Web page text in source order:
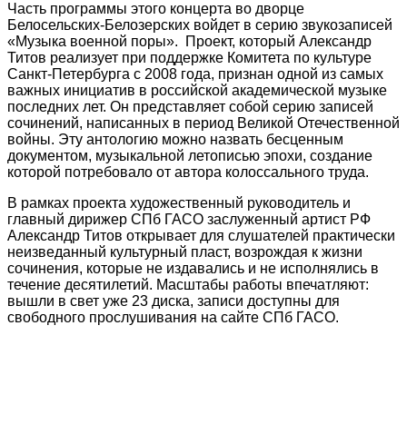
Часть программы этого концерта во дворце
Белосельских-Белозерских войдет в серию звукозаписей
«Музыка военной поры». Проект, который Александр
Титов реализует при поддержке Комитета по культуре
Санкт-Петербурга с 2008 года, признан одной из самых
важных инициатив в российской академической музыке
последних лет. Он представляет собой серию записей
сочинений, написанных в период Великой Отечественной
войны. Эту антологию можно назвать бесценным
документом, музыкальной летописью эпохи, создание
которой потребовало от автора колоссального труда.
В рамках проекта художественный руководитель и
главный дирижер СПб ГАСО заслуженный артист РФ
Александр Титов открывает для слушателей практически
неизведанный культурный пласт, возрождая к жизни
сочинения, которые не издавались и не исполнялись в
течение десятилетий. Масштабы работы впечатляют:
вышли в свет уже 23 диска, записи доступны для
свободного прослушивания на сайте СПб ГАСО.